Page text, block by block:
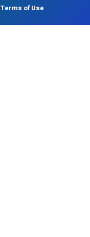
Terms of Use